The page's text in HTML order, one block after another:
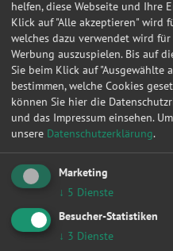
05.03.2024 13:56:45 BMW
26.02.2024 11:30:27
23.02.2024 23:04:24
15.02.2024 10:40:05 Toyota
14.02.2024 17:18:51 Toyota
25.01.2024 13:44:04
18.12.2023 10:29:52
27.11.2023 15:49:32 FORD
23.11.2023 08:19:52
helfen, diese Webseite und Ihre
Klick auf "Alle akzeptieren" wird
welches dazu verwendet wird
Werbung auszuspielen. Bis auf
Sie beim Klick auf "Ausgewählte
bestimmen, welche Cookies
können Sie hier die
und das Impressum einsehen.
unsere Datenschutzerklärung.
Marketing
↓ 5 Dienste
Besucher-Statistiken
↓ 3 Dienste